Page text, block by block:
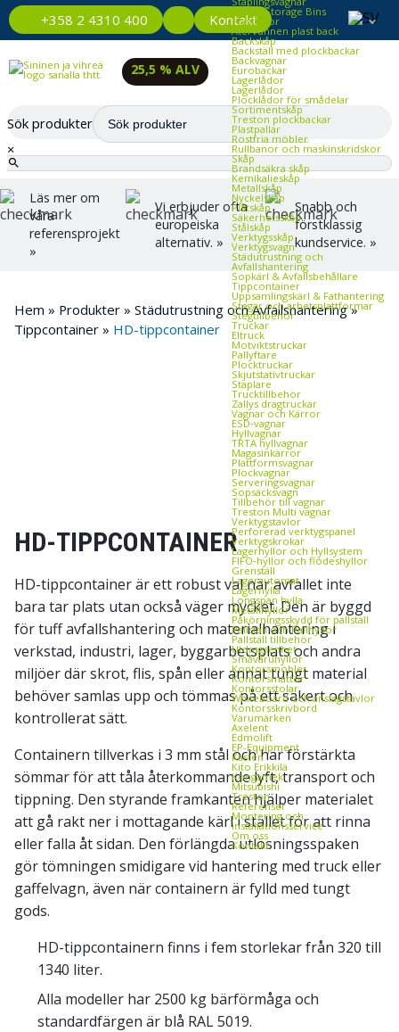
+358 2 4310 400 KontaktPlastic Storage Bins
Plastlådor
Återvunnen plast back
Backskåp
Backställ med plockbackar
Backvagnar
Eurobackar
Lagerlådor
Lagerlådor
Plocklådor för smådelar
Sortimentskåp
Treston plockbackar
Plastpallar
Rostfria möbler
Rullbanor och maskinskridskor
Skåp
Brandsäkra skåp
Kemikalieskåp
Metallskåp
Nyckelskåp
Plåtskåp
Säkerhetsskåp
Stålskåp
Verktygsskåp
Verktygsvagn
Städutrustning och
Avfallshantering
Sopkärl & Avfallsbehållare
Tippcontainer
Uppsamlingskärl & Fathantering
Stegar och arbetsplattformar
Stegtillbehör
Truckar
Eltruck
Motviktstruckar
Pallyftare
Plocktruckar
Skjutstativtruckar
Staplare
Trucktillbehör
Zallys dragtruckar
Vagnar och Kärror
ESD‑vagnar
Hyllvagnar
TRTA hyllvagnar
Magasinkärror
Plattformsvagnar
Plockvagnar
Serveringsvagnar
Sopsäcksvagn
Tillbehör till vagnar
Treston Multi vagnar
Verktygstavlor
Perforerad verktygspanel
Verktygskrokar
Lagerhyllor och Hyllsystem
FIFO‑hyllor och flödeshyllor
Grenställ
Lagerautomat
Lagerhylla
Longspan hylla
Metallhyllor
Påkörningsskydd för pallställ
Pallställ och Pallhyllor
Pallställ tillbehör
Utdragsenhet
Småvaruhyllor
Kontorsmöbler
Kontorsmattor
Kontorsstolar
Whiteboard och anslagstavlor
Kontorsskrivbord
Varumärken
Axelent
Edmolift
EP-Equipment
Kasten
Kito Erikkilä
Kongamek
Mitsubishi
Treston
Referenser
Montering och
installationsservice
Om oss
Kontakt
25,5 % ALV
Sök produkter
×
Läs mer om
våra
referensprojekt
»
Vi erbjuder ofta
europeiska
alternativ. »
Snabb och
förstklassig
kundservice. »
Hem » Produkter » Städutrustning och Avfallshantering»
Tippcontainer » HD-tippcontainer
HD-TIPPCONTAINER
HD-tippcontainer är ett robust val när avfallet inte
bara tar plats utan också väger mycket. Den är byggd
för tuff avfallshantering och materialhantering i
verkstad, industri, lager, byggarbetsplats och andra
miljöer där skrot, flis, spån eller annat tungt material
behöver samlas upp och tömmas på ett säkert och
kontrollerat sätt.
Containern tillverkas i 3 mm stål och har förstärkta
sömmar för att tåla återkommande lyft, transport och
tippning. Den styrande framkanten hjälper materialet
att gå rakt ner i mottagande kärl i stället för att rinna
eller falla åt sidan. Den förlängda utlösningsspaken
gör tömningen smidigare vid hantering med truck eller
gaffelvagn, även när containern är fylld med tungt
gods.
HD-tippcontainern finns i fem storlekar från 320 till
1340 liter.
Alla modeller har 2500 kg bärförmåga och
standardfärgen är blå RAL 5019.